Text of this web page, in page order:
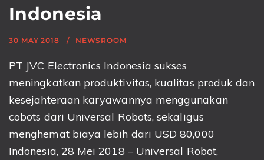
Indonesia
30 MAY 2018 NEWSROOM
PT JVC Electronics Indonesia sukses
meningkatkan produktivitas, kualitas produk dan
kesejahteraan karyawannya menggunakan
cobots dari Universal Robots, sekaligus
menghemat biaya lebih dari USD 80,000
Indonesia, 28 Mei 2018 – Universal Robot,